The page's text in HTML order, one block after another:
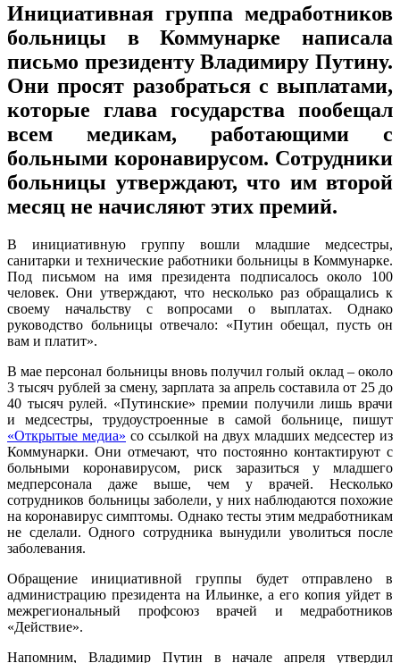
Инициативная группа медработников
больницы в Коммунарке написала
письмо президенту Владимиру Путину.
Они просят разобраться с выплатами,
которые глава государства пообещал
всем медикам, работающими с
больными коронавирусом. Сотрудники
больницы утверждают, что им второй
месяц не начисляют этих премий.
В инициативную группу вошли младшие медсестры,
санитарки и технические работники больницы в Коммунарке.
Под письмом на имя президента подписалось около 100
человек. Они утверждают, что несколько раз обращались к
своему начальству с вопросами о выплатах. Однако
руководство больницы отвечало: «Путин обещал, пусть он
вам и платит».
В мае персонал больницы вновь получил голый оклад – около
3 тысяч рублей за смену, зарплата за апрель составила от 25 до
40 тысяч рулей. «Путинские» премии получили лишь врачи
и медсестры, трудоустроенные в самой больнице, пишут
«Открытые медиа» со ссылкой на двух младших медсестер из
Коммунарки. Они отмечают, что постоянно контактируют с
больными коронавирусом, риск заразиться у младшего
медперсонала даже выше, чем у врачей. Несколько
сотрудников больницы заболели, у них наблюдаются похожие
на коронавирус симптомы. Однако тесты этим медработникам
не сделали. Одного сотрудника вынудили уволиться после
заболевания.
Обращение инициативной группы будет отправлено в
администрацию президента на Ильинке, а его копия уйдет в
межрегиональный профсоюз врачей и медработников
«Действие».
Напомним, Владимир Путин в начале апреля утвердил